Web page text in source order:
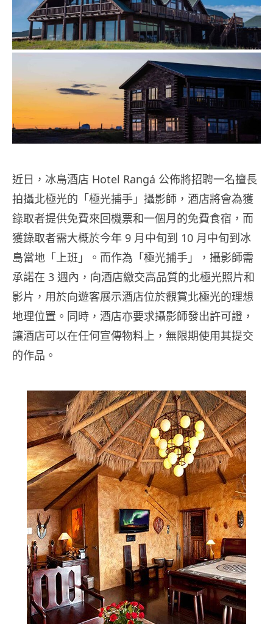
近日，冰島酒店 Hotel Rangá 公佈將招聘一名擅長
拍攝北極光的「極光捕手」攝影師，酒店將會為獲
錄取者提供免費來回機票和一個月的免費食宿，而
獲錄取者需大概於今年 9 月中旬到 10 月中旬到冰
島當地「上班」。而作為「極光捕手」，攝影師需
承諾在 3 週內，向酒店繳交高品質的北極光照片和
影片，用於向遊客展示酒店位於觀賞北極光的理想
地理位置。同時，酒店亦要求攝影師發出許可證，
讓酒店可以在任何宣傳物料上，無限期使用其提交
的作品。